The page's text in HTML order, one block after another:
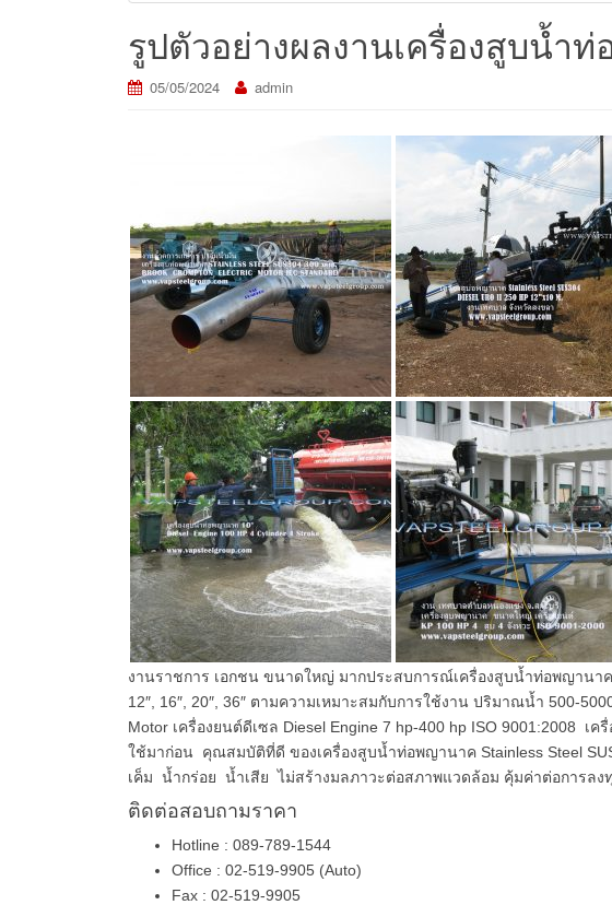
รูปตัวอย่างผลงานเครื่องสูบน้
05/05/2024 admin
งานราชการ เอกชน ขนาดใหญ่ มากประสบการณ์เครื่องสูบน้ำท่อพญานาค
12″, 16″, 20″, 36″ ตามความเหมาะสมกับการใช้งาน ปริมาณน้ำ 500-
Motor เครื่องยนต์ดีเซล Diesel Engine 7 hp-400 hp ISO 9001:2008 เค
ใช้มาก่อน คุณสมบัติที่ดี ของเครื่องสูบน้ำท่อพญานาค Stainless Steel
เค็ม น้ำกร่อย น้ำเสีย ไม่สร้างมลภาวะต่อสภาพแวดล้อม คุ้มค่าต่อการลง
ติดต่อสอบถามราคา
Hotline : 089-789-1544
Office : 02-519-9905 (Auto)
Fax : 02-519-9905